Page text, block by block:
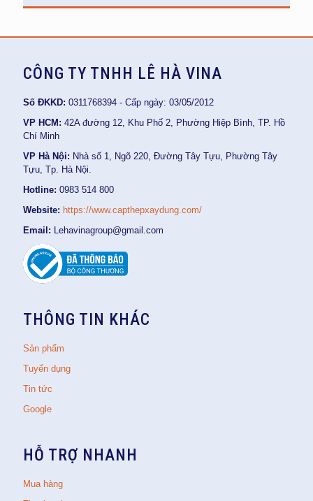
CÔNG TY TNHH LÊ HÀ VINA
Số ĐKKD: 0311768394 - Cấp ngày: 03/05/2012
VP HCM: 42A đường 12, Khu Phố 2, Phường Hiệp Bình, TP. Hồ
Chí Minh
VP Hà Nội: Nhà số 1, Ngõ 220, Đường Tây Tựu, Phường Tây
Tựu, Tp. Hà Nội.
Hotline: 0983 514 800
Website: https://www.capthepxaydung.com/
Email: Lehavinagroup@gmail.com
THÔNG TIN KHÁC
Sản phẩm
Tuyển dụng
Tin tức
Google
HỖ TRỢ NHANH
Mua hàng